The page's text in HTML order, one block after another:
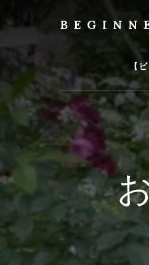
content
の
種
類
や
育
て
方
の
紹
行
い
ま
【